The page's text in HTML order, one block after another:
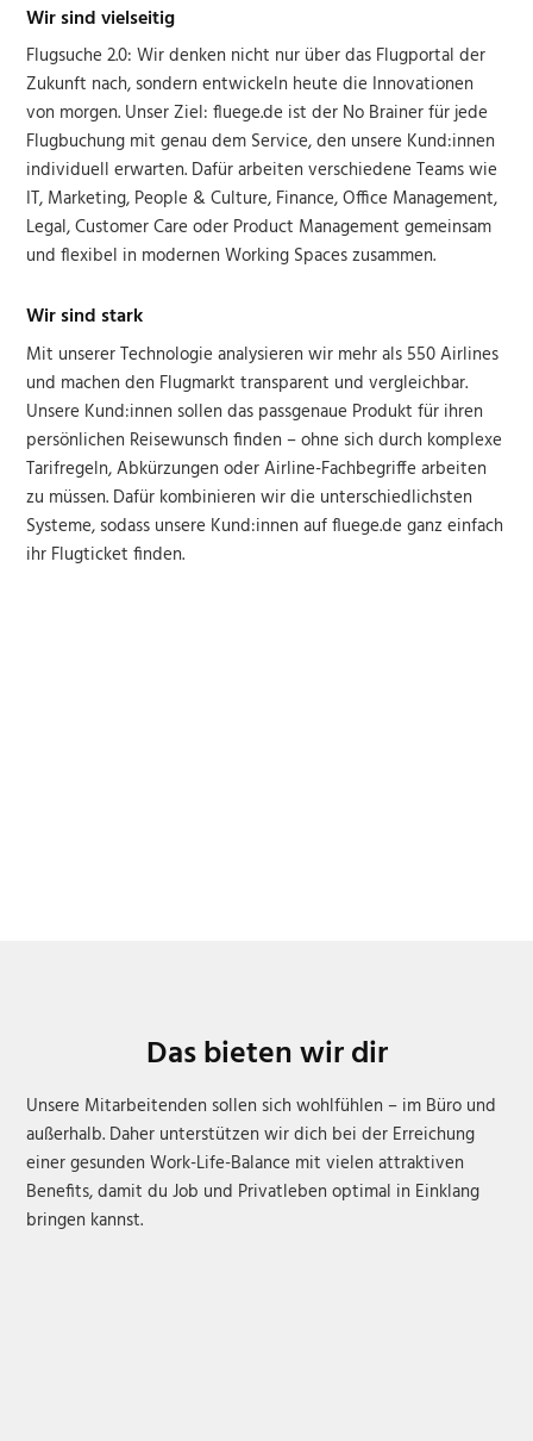
Wir sind vielseitig
Flugsuche 2.0: Wir denken nicht nur über das Flugportal der
Zukunft nach, sondern entwickeln heute die Innovationen
von morgen. Unser Ziel: fluege.de ist der No Brainer für jede
Flugbuchung mit genau dem Service, den unsere Kund:innen
individuell erwarten. Dafür arbeiten verschiedene Teams wie
IT, Marketing, People & Culture, Finance, Office Management,
Legal, Customer Care oder Product Management gemeinsam
und flexibel in modernen Working Spaces zusammen.
Wir sind stark
Mit unserer Technologie analysieren wir mehr als 550 Airlines
und machen den Flugmarkt transparent und vergleichbar.
Unsere Kund:innen sollen das passgenaue Produkt für ihren
persönlichen Reisewunsch finden – ohne sich durch komplexe
Tarifregeln, Abkürzungen oder Airline-Fachbegriffe arbeiten
zu müssen. Dafür kombinieren wir die unterschiedlichsten
Systeme, sodass unsere Kund:innen auf fluege.de ganz einfach
ihr Flugticket finden.
Das bieten wir dir
Unsere Mitarbeitenden sollen sich wohlfühlen – im Büro und
außerhalb. Daher unterstützen wir dich bei der Erreichung
einer gesunden Work-Life-Balance mit vielen attraktiven
Benefits, damit du Job und Privatleben optimal in Einklang
bringen kannst.